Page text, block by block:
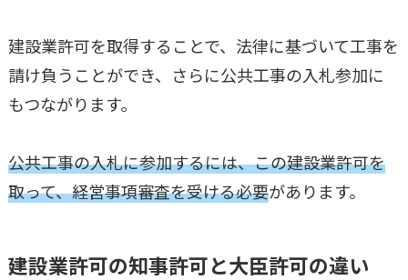
建設業許可を取得することで、法律に基づいて工事を
請け負うことができ、さらに公共工事の入札参加に
もつながります。
公共工事の入札に参加するには、この建設業許可を
取って、経営事項審査を受ける必要があります。
建設業許可の知事許可と大臣許可の違い